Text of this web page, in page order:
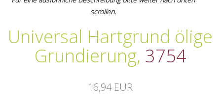
scrollen.
Universal Hartgrund ölige
Grundierung, 3754
16,94 EUR